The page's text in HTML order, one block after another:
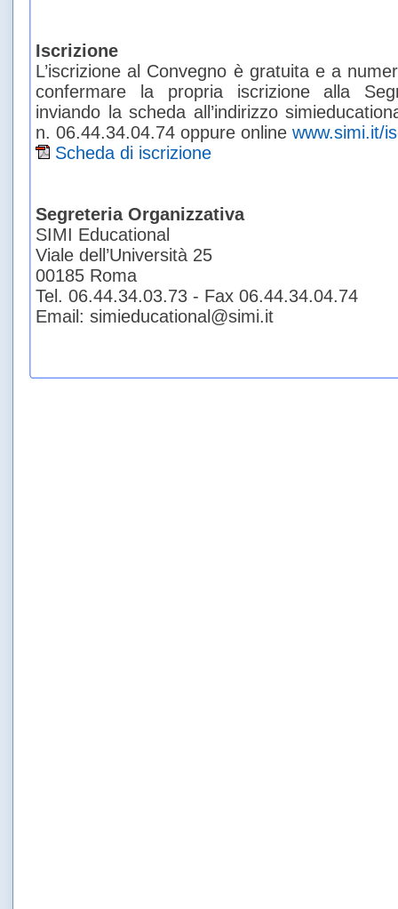
Iscrizione
L’iscrizione al Convegno è gratuita e a
confermare la propria iscrizione alla
inviando la scheda all’indirizzo
n. 06.44.34.04.74 oppure online www.simi.it/
Scheda di iscrizione
Segreteria Organizzativa
SIMI Educational
Viale dell’Università 25
00185 Roma
Tel. 06.44.34.03.73 - Fax 06.44.34.04.74
Email: simieducational@simi.it